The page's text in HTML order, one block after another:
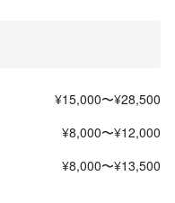
¥15,000〜¥28,500
¥8,000〜¥12,000
¥8,000〜¥13,500